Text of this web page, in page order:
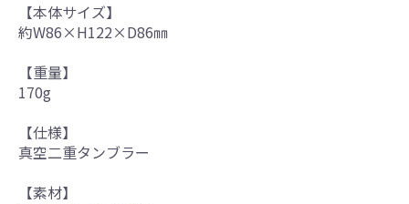
【本体サイズ】
約W86×H122×D86㎜
【重量】
170g
【仕様】
真空二重タンブラー
【素材】